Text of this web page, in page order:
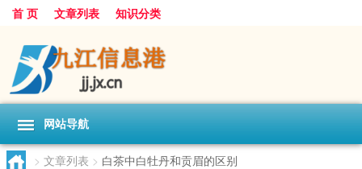
首 页 文章列表 知识分类
网站导航
> 文章列表 > 白茶中白牡丹和贡眉的区别